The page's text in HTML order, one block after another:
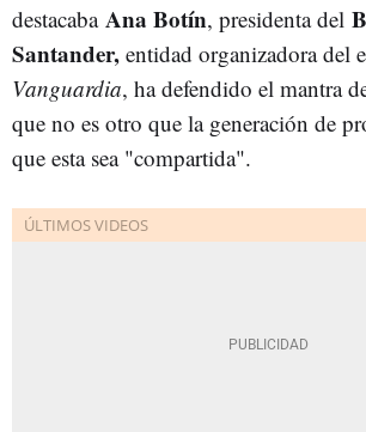
destacaba Ana Botín, presidenta del
Santander, entidad organizadora del
Vanguardia, ha defendido el mantra
que no es otro que la generación de
que esta sea "compartida".